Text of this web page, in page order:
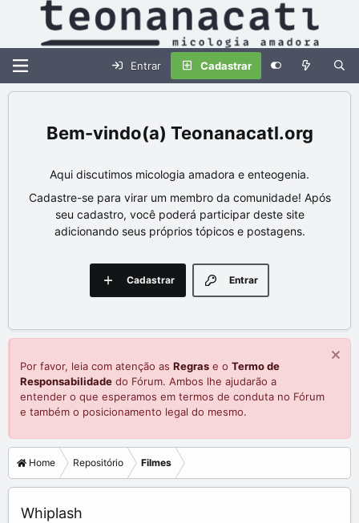
Entrar Cadastrar
Teonanacatl.org
Aqui discutimos micologia amadora e enteogenia.
Cadastre-se para virar um membro da comunidade! Após
seu cadastro, você poderá participar deste site
adicionando seus próprios tópicos e postagens.
Entrar
Cadastrar
Por favor, leia com atenção as Regras e o Termo de
Responsabilidade do Fórum. Ambos lhe ajudarão a
entender o que esperamos em termos de conduta no Fórum
e também o posicionamento legal do mesmo.
Home Repositório Filmes
Whiplash